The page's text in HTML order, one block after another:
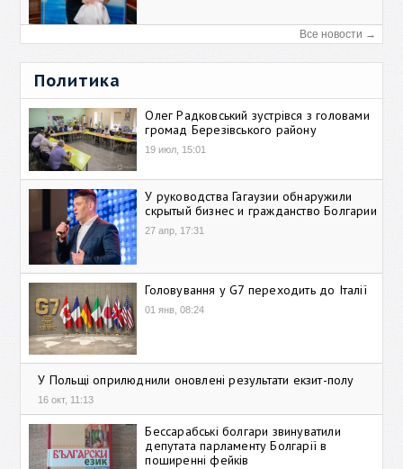
Все новости →
Политика
Олег Радковський зустрівся з головами
громад Березівського району
19 июл, 15:01
У руководства Гагаузии обнаружили
скрытый бизнес и гражданство Болгарии
27 апр, 17:31
Головування у G7 переходить до Італії
01 янв, 08:24
У Польщі оприлюднили оновлені результати екзит-полу
16 окт, 11:13
Бессарабські болгари звинуватили
депутата парламенту Болгарії в
поширенні фейків